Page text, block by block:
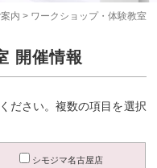
内 > ワークショップ・体験教室
開催情報
ださい。複数の項目を選択
シモジマ名古屋店